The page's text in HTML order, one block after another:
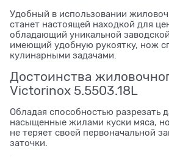
Удобный в использовании
станет настоящей находкой для
обладающий уникальной
имеющий удобную рукоятку, нож
кулинарными задачами.
Достоинства
Victorinox 5.5503.18L
Обладая способностью разрезать
насыщенные жилами куски мяса,
не теряет своей первоначальной
заточки.